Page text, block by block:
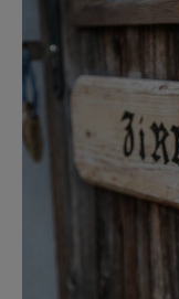
Wandern
Wanderreiten
Winterritte
Wintersport
Sauna